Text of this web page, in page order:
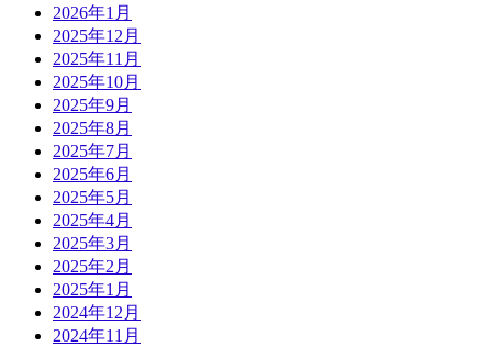
2026年1月
2025年12月
2025年11月
2025年10月
2025年9月
2025年8月
2025年7月
2025年6月
2025年5月
2025年4月
2025年3月
2025年2月
2025年1月
2024年12月
2024年11月